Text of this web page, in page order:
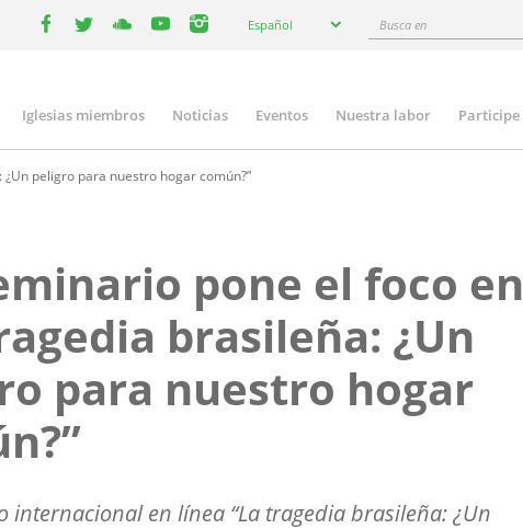
your
Español
Busca
Iglesias miembros Noticias Eventos Nuestra labor Participe
peligro para nuestro hogar común?”
pone el foco en
brasileña: ¿Un
para nuestro hogar
internacional en línea “La tragedia brasileña: ¿Un